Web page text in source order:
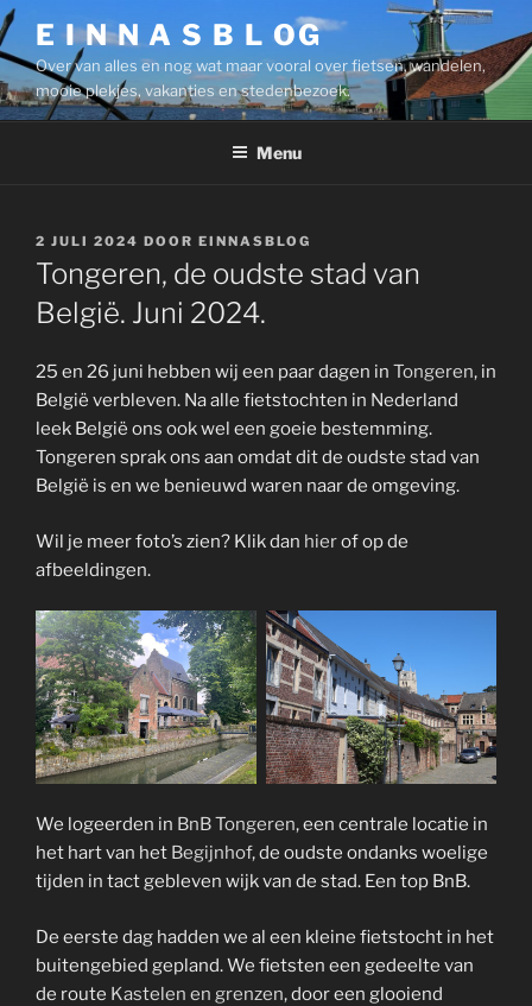
Ga
naar
de
inhoud
E I N N A S B L OG
Over van alles en nog wat maar vooral over fietsen, wandelen,
mooie plekjes, vakanties en stedenbezoek.
Menu
GEPLAATST
OP
2 JULI 2024 DOOR EINNASBLOG
Tongeren, de oudste stad van
België. Juni 2024.
25 en 26 juni hebben wij een paar dagen in Tongeren, in
België verbleven. Na alle fietstochten in Nederland
leek België ons ook wel een goeie bestemming.
Tongeren sprak ons aan omdat dit de oudste stad van
België is en we benieuwd waren naar de omgeving.
Wil je meer foto’s zien? Klik dan hierof op de
afbeeldingen.
We logeerden in BnB Tongeren, een centrale locatie in
het hart van het Begijnhof, de oudste ondanks woelige
tijden in tact gebleven wijk van de stad. Een top BnB.
De eerste dag hadden we al een kleine fietstocht in het
buitengebied gepland. We fietsten een gedeelte van
de route Kastelen en grenzen, door een glooiend